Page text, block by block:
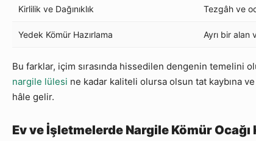
Kirlilik ve Dağınıklık Tezgâh ve
Yedek Kömür Hazırlama Ayrı bir alan
Bu farklar, içim sırasında hissedilen dengenin temelini
nargile lülesi ne kadar kaliteli olursa olsun tat kaybına
hâle gelir.
Ev ve İşletmelerde Nargile Kömür Ocağı